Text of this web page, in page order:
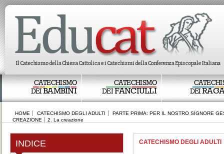
CATECHISMO
DEIBAMBINI
CATECHISMO
DEIFANCIULLI
DEI
HOME CATECHISMO DEGLI ADULTI
PARTE PRIMA: PER IL NOSTRO SIGNORE
CREAZIONE
2. La creazione
INDICE CATECHISMO DEGLI ADULTI